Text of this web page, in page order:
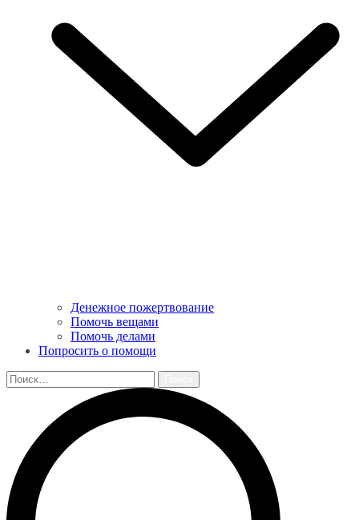
Денежное пожертвование
Помочь вещами
Помочь делами
Попросить о помощи
Найти: